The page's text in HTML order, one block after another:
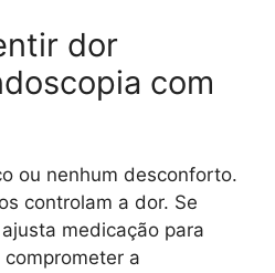
dor
com
ou nenhum desconforto.
controlam a dor. Se
medicação para
a